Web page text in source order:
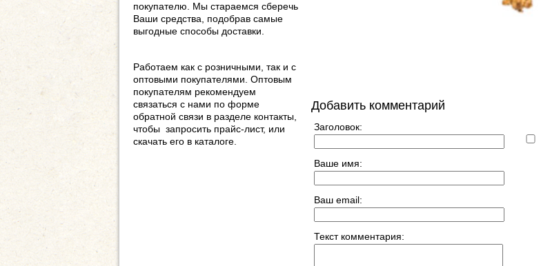
покупателю. Мы стараемся сберечь
Ваши средства, подобрав самые
выгодные способы доставки.
Работаем как с розничными, так и с
оптовыми покупателями. Оптовым
покупателям рекомендуем
связаться с нами по форме
обратной связи в разделе контакты,
чтобы запросить прайс-лист, или
скачать его в каталоге.
Добавить комментарий
Заголовок:
Ваше имя:
Ваш email:
Текст комментария: